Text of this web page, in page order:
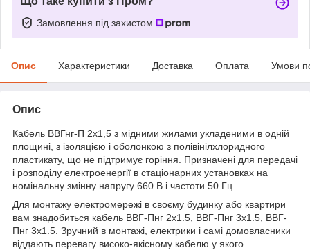
Замовлення під захистом
Опис Характеристики Доставка Оплата Умови
Опис
Кабель ВВГнг-П 2х1,5 з мідними жилами укладеними в одній
площині, з ізоляцією і оболонкою з полівінілхлоридного
пластикату, що не підтримує горіння. Призначені для передачі
і розподілу електроенергії в стаціонарних установках на
номінальну змінну напругу 660 В і частоти 50 Гц.
Для монтажу електромережі в своєму будинку або квартири
вам знадобиться кабель ВВГ-Пнг 2х1.5, ВВГ-Пнг 3х1.5, ВВГ-
Пнг 3х1.5. Зручний в монтажі, електрики і самі домовласники
віддають перевагу високо-якісному кабелю у якого